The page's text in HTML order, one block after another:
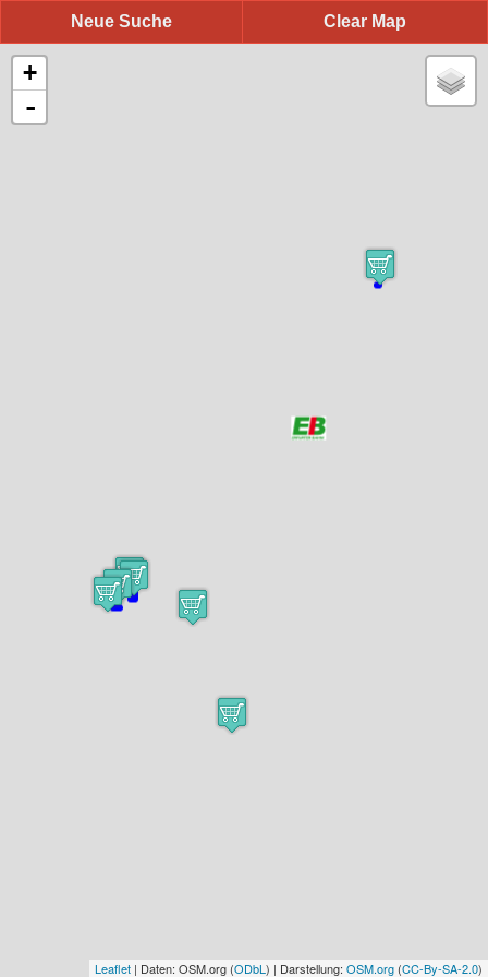
Clear Map
Neue Suche
+
-
Leaflet | Daten: OSM.org (ODbL ) | Darstellung: OSM.org (CC-By-SA-2.0)